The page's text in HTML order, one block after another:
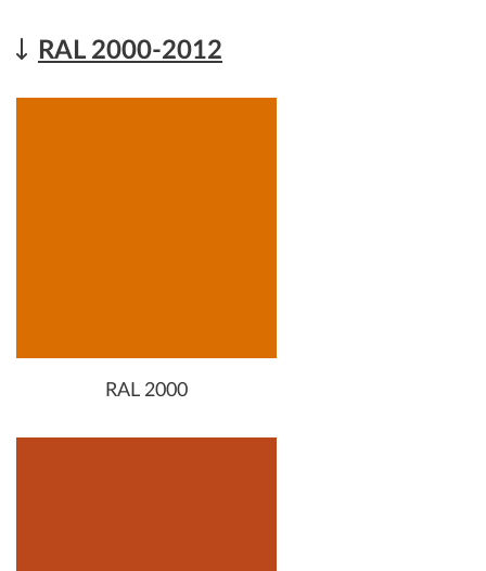
RAL 2000-2012
RAL 2000